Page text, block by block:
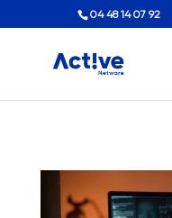
04 48 14 07 92